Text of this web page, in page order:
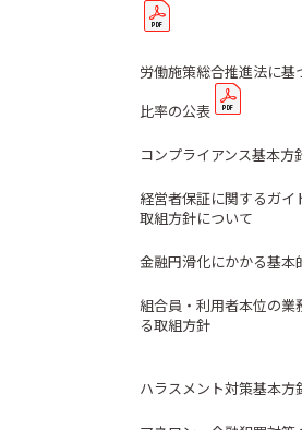
労働施策総合推進法に基
比率の公表
コンプライアンス基本方
経営者保証に関するガイ
取組方針について
金融円滑化にかかる基本
組合員・利用者本位の業
る取組方針
ハラスメント対策基本方